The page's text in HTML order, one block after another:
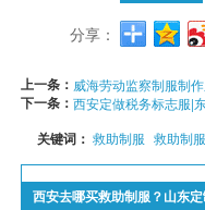
分享：
上一条：
下一条：
关键词：救助制服 救助制
西安去哪买救助制服？山东定